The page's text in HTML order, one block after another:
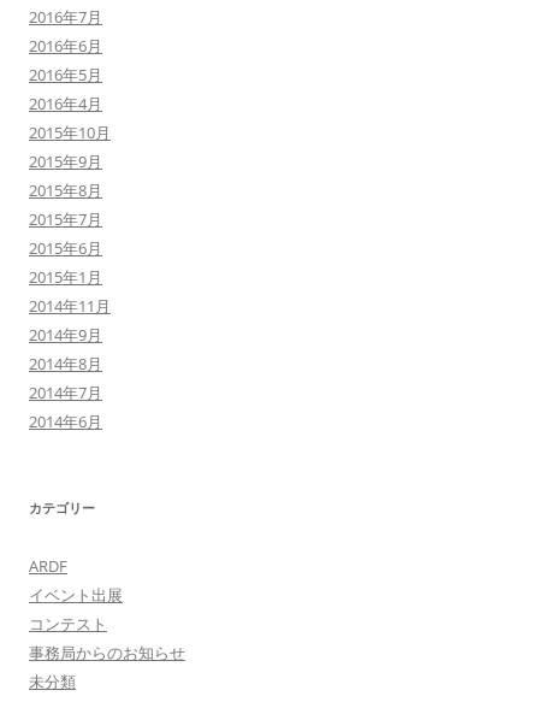
2016年7月
2016年6月
2016年5月
2016年4月
2015年10月
2015年9月
2015年8月
2015年7月
2015年6月
2015年1月
2014年11月
2014年9月
2014年8月
2014年7月
2014年6月
カテゴリー
ARDF
イベント出展
コンテスト
事務局からのお知らせ
未分類